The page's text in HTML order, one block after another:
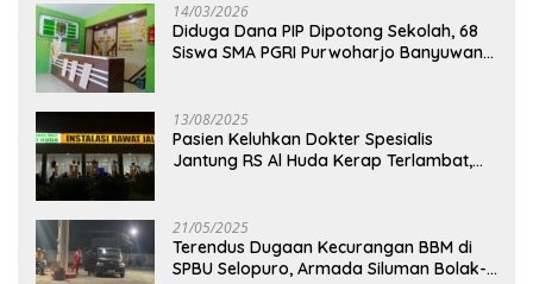
14/03/2026
Diduga Dana PIP Dipotong Sekolah, 68
Siswa SMA PGRI Purwoharjo Banyuwangi
13/08/2025
Pasien Keluhkan Dokter Spesialis
Jantung RS Al Huda Kerap Terlambat,
21/05/2025
Terendus Dugaan Kecurangan BBM di
SPBU Selopuro, Armada Siluman Bolak-